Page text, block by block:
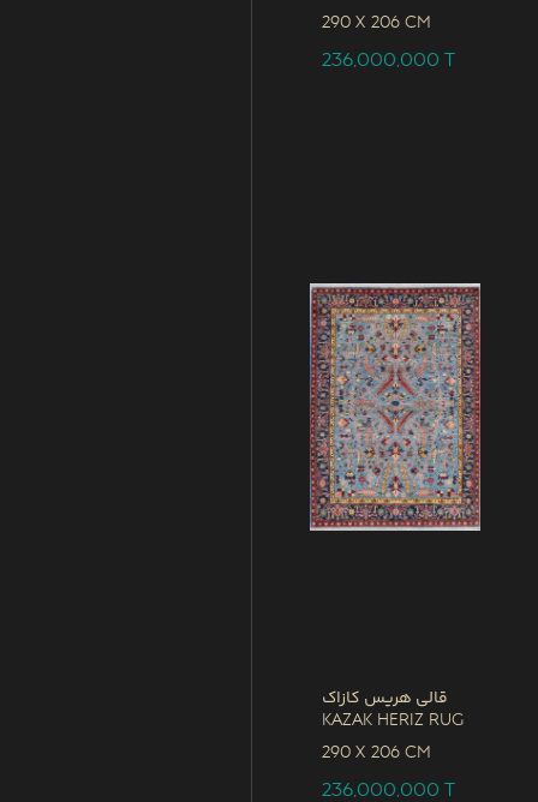
290 x 206 CM
236,000,000T
قالی هریس کازاک
Kazak Heriz Rug
290 x 206 CM
236,000,000T